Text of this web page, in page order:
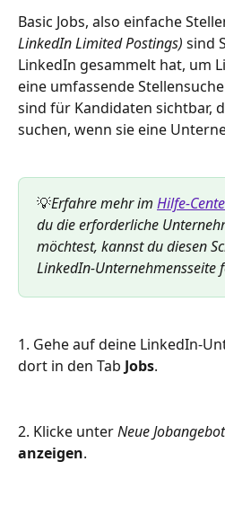
Basic Jobs, also einfache
LinkedIn Limited Postings) sind
LinkedIn gesammelt hat, um
eine umfassende
sind für Kandidaten sichtbar,
suchen, wenn sie eine
💡Erfahre mehr im Hilfe-
du die erforderliche
möchtest, kannst du diesen
LinkedIn-Unternehmensseite
1. Gehe auf deine LinkedIn-
dort in den Tab Jobs.
2. Klicke unter Neue
anzeigen.